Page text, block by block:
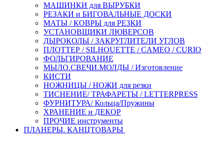
МАШИНКИ для ВЫРУБКИ
РЕЗАКИ и БИГОВАЛЬНЫЕ ДОСКИ
МАТЫ / КОВРЫ для РЕЗКИ
УСТАНОВЩИКИ ЛЮВЕРСОВ
ДЫРОКОЛЫ / ЗАКРУГЛИТЕЛИ УГЛОВ
ПЛОТТЕР / SILHOUETTE / CAMEO / CURIO
ФОЛЬГИРОВАНИЕ
МЫЛО.СВЕЧИ.МОЛДЫ / Изготовление
КИСТИ
НОЖНИЦЫ / НОЖИ для резки
ТИСНЕНИЕ/ ТРАФАРЕТЫ / LETTERPRESS
ФУРНИТУРА/ Кольца/Пружины
ХРАНЕНИЕ и ДЕКОР
ПРОЧИЕ инструменты
ПЛАНЕРЫ. КАНЦТОВАРЫ